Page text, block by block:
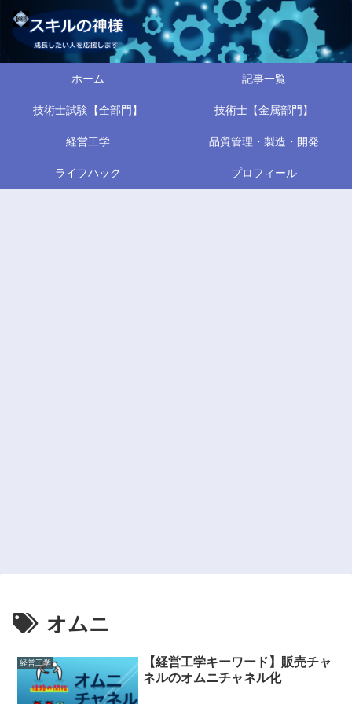
ホーム 記事一覧
技術士試験【全部門】 技術士【金属部門】
経営工学 品質管理・製造・開発
ライフハック プロフィール
オムニ
経営工学
【経営工学キーワード】販売チャ
ネルのオムニチャネル化